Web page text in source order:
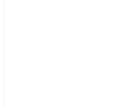
для управления кранами
производительности и
НАШЕЙ